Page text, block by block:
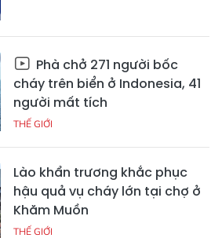
Phà chở 271 người bốc
cháy trên biển ở Indonesia, 41
người mất tích
THẾ GIỚI
Lào khẩn trương khắc phục
hậu quả vụ cháy lớn tại chợ ở
Khăm Muồn
THẾ GIỚI